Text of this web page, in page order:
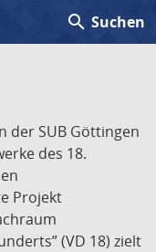
search Suchen
der SUB Göttingen
des 18.
Projekt
(VD 18) zielt